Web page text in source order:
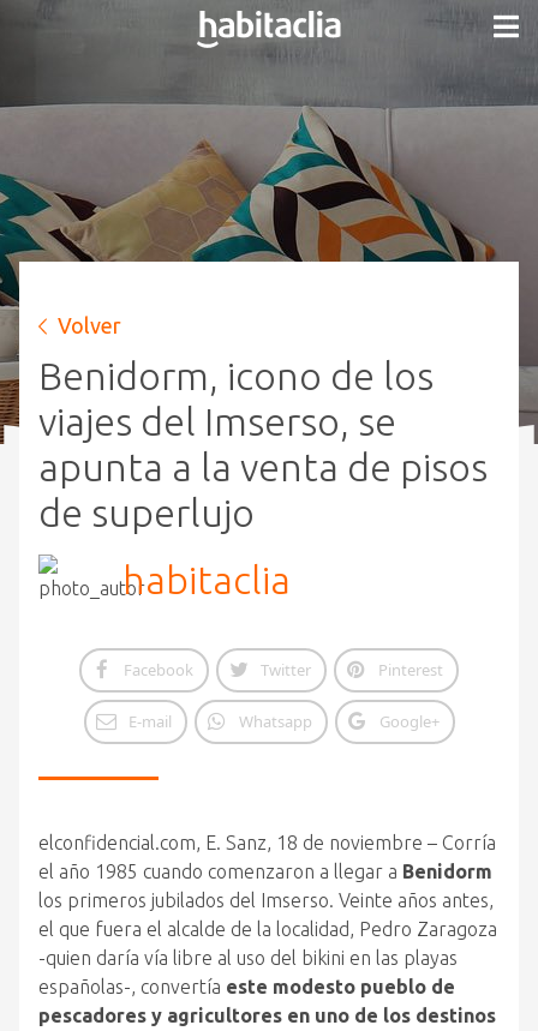
Volver
Benidorm, icono de los
viajes del Imserso, se
apunta a la venta de pisos
de superlujo
habitaclia
Facebook Twitter Pinterest
E-mail Whatsapp Google+
elconfidencial.com, E. Sanz, 18 de noviembre – Corría
el año 1985 cuando comenzaron a llegar a Benidorm
los primeros jubilados del Imserso. Veinte años antes,
el que fuera el alcalde de la localidad, Pedro Zaragoza
-quien daría vía libre al uso del bikini en las playas
españolas-, convertía este modesto pueblo de
pescadores y agricultores en uno de los destinos